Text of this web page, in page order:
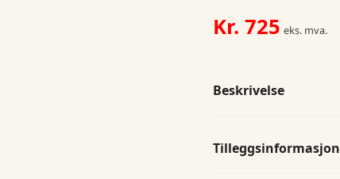
Kr. 725 eks. mva.
Beskrivelse
Tilleggsinformasjon